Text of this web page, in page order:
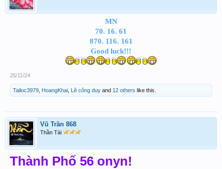
MN
70. 16. 61
870. 116. 161
Good luck!!!
25/11/24
Tailoc3979 HoangKhai Lê công duy and 12 others like this.
Vũ Trần 868
Thần Tài
Thành Phố 56 onyn!